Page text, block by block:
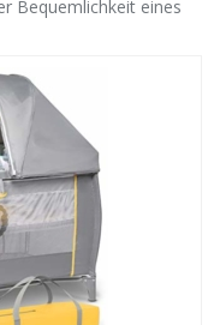
Bequemlichkeit eines